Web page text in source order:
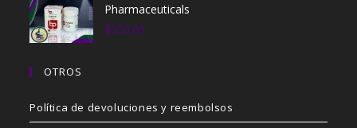
Pharmaceuticals
$550.00
OTROS
Política de devoluciones y reembolsos